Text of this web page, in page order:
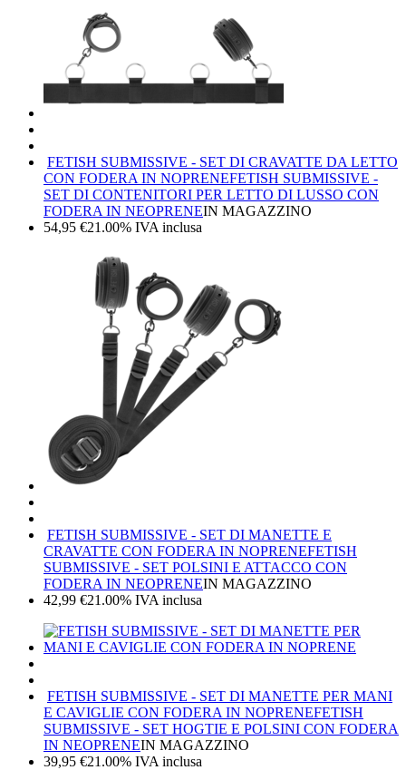
FETISH SUBMISSIVE - SET DI CRAVATTE DA LETTO
CON FODERA IN NOPRENEFETISH SUBMISSIVE -
SET DI CONTENITORI PER LETTO DI LUSSO CON
FODERA IN NEOPRENEIN MAGAZZINO
54,95 €21.00% IVA inclusa
FETISH SUBMISSIVE - SET DI MANETTE E
CRAVATTE CON FODERA IN NOPRENEFETISH
SUBMISSIVE - SET POLSINI E ATTACCO CON
FODERA IN NEOPRENEIN MAGAZZINO
42,99 €21.00% IVA inclusa
FETISH SUBMISSIVE - SET DI MANETTE PER MANI
E CAVIGLIE CON FODERA IN NOPRENEFETISH
SUBMISSIVE - SET HOGTIE E POLSINI CON FODERA
IN NEOPRENEIN MAGAZZINO
39,95 €21.00% IVA inclusa